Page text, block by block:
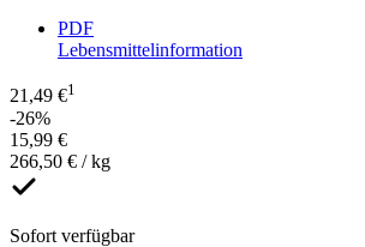
PDF
Lebensmittelinformation
21,49 €1
-26%
15,99 €
266,50 € / kg
Sofort verfügbar